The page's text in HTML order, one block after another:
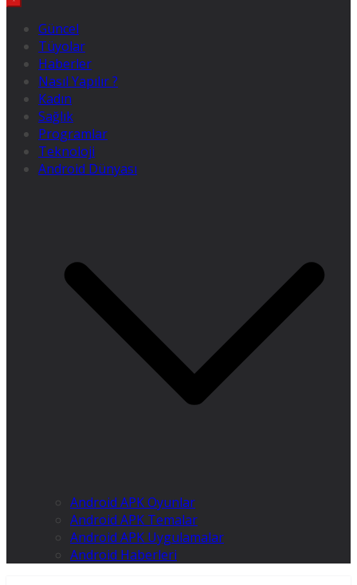
Güncel
Tüyolar
Haberler
Nasıl Yapılır ?
Kadın
Sağlık
Programlar
Teknoloji
Android Dünyası
Android APK Oyunlar
Android APK Temalar
Android APK Uygulamalar
Android Haberleri